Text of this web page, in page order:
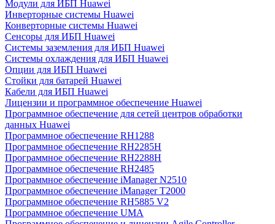
Модули для ИБП Huawei
Инверторные системы Huawei
Конверторные системы Huawei
Сенсоры для ИБП Huawei
Системы заземления для ИБП Huawei
Системы охлаждения для ИБП Huawei
Опции для ИБП Huawei
Стойки для батарей Huawei
Кабели для ИБП Huawei
Лицензии и программное обеспечение Huawei
Программное обеспечение для сетей центров обработки
данных Huawei
Программное обеспечение RH1288
Программное обеспечение RH2285H
Программное обеспечение RH2288H
Программное обеспечение RH2485
Программное обеспечение iManager N2510
Программное обеспечение iManager T2000
Программное обеспечение RH5885 V2
Программное обеспечение UMA